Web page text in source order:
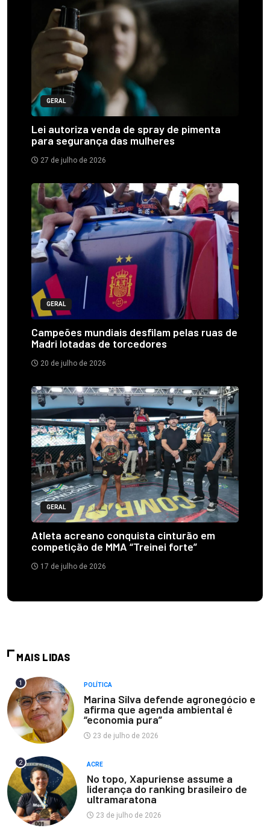
GERAL
Lei autoriza venda de spray de pimenta
para segurança das mulheres
27 de julho de 2026
GERAL
Campeões mundiais desfilam pelas ruas de
Madri lotadas de torcedores
20 de julho de 2026
GERAL
Atleta acreano conquista cinturão em
competição de MMA “Treinei forte”
17 de julho de 2026
MAIS LIDAS
1 POLÍTICA
Marina Silva defende agronegócio e
afirma que agenda ambiental é
“economia pura”
23 de julho de 2026
2 ACRE
No topo, Xapuriense assume a
liderança do ranking brasileiro de
ultramaratona
23 de julho de 2026